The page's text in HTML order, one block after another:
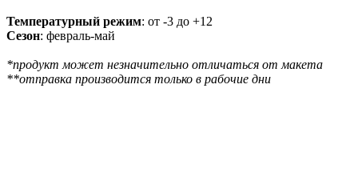
Температурный режим: от -3 до +12
Сезон: февраль-май
*продукт может незначительно отличаться от макета
**отправка производится только в рабочие дни